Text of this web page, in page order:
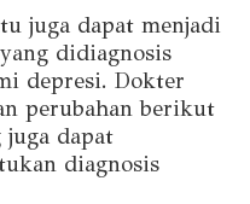
juga dapat menjadi
didiagnosis
depresi. Dokter
perubahan berikut
dapat
diagnosis